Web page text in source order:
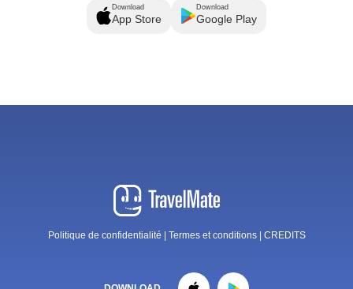
Download
App Store
Download
Google Play
Politique de confidentialité Termes et conditions CREDITS